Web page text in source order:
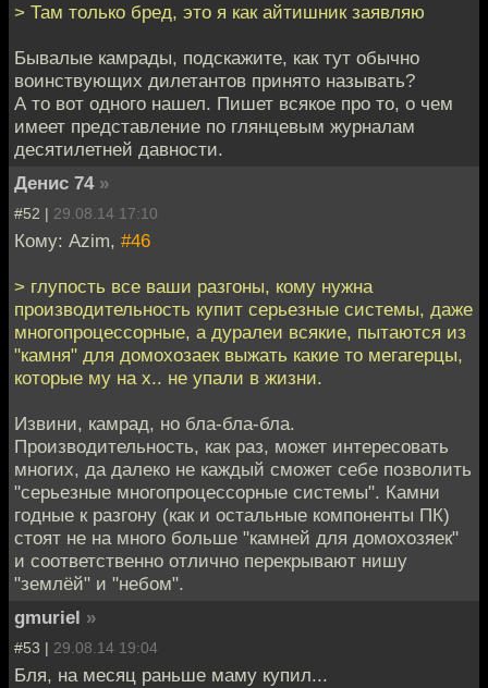
> Там только бред, это я как айтишник заявляю
Бывалые камрады, подскажите, как тут обычно
воинствующих дилетантов принято называть?
А то вот одного нашел. Пишет всякое про то, о чем
имеет представление по глянцевым журналам
десятилетней давности.
Денис 74 »
#52 | 29.08.14 17:10
Кому: Azim, #46
> глупость все ваши разгоны, кому нужна
производительность купит серьезные системы, даже
многопроцессорные, а дуралеи всякие, пытаются из
"камня" для домохозаек выжать какие то мегагерцы,
которые му на х.. не упали в жизни.
Извини, камрад, но бла-бла-бла.
Производительность, как раз, может интересовать
многих, да далеко не каждый сможет себе позволить
"серьезные многопроцессорные системы". Камни
годные к разгону (как и остальные компоненты ПК)
стоят не на много больше "камней для домохозяек"
и соответственно отлично перекрывают нишу
"землёй" и "небом".
gmuriel »
#53 | 29.08.14 19:04
Бля, на месяц раньше маму купил...